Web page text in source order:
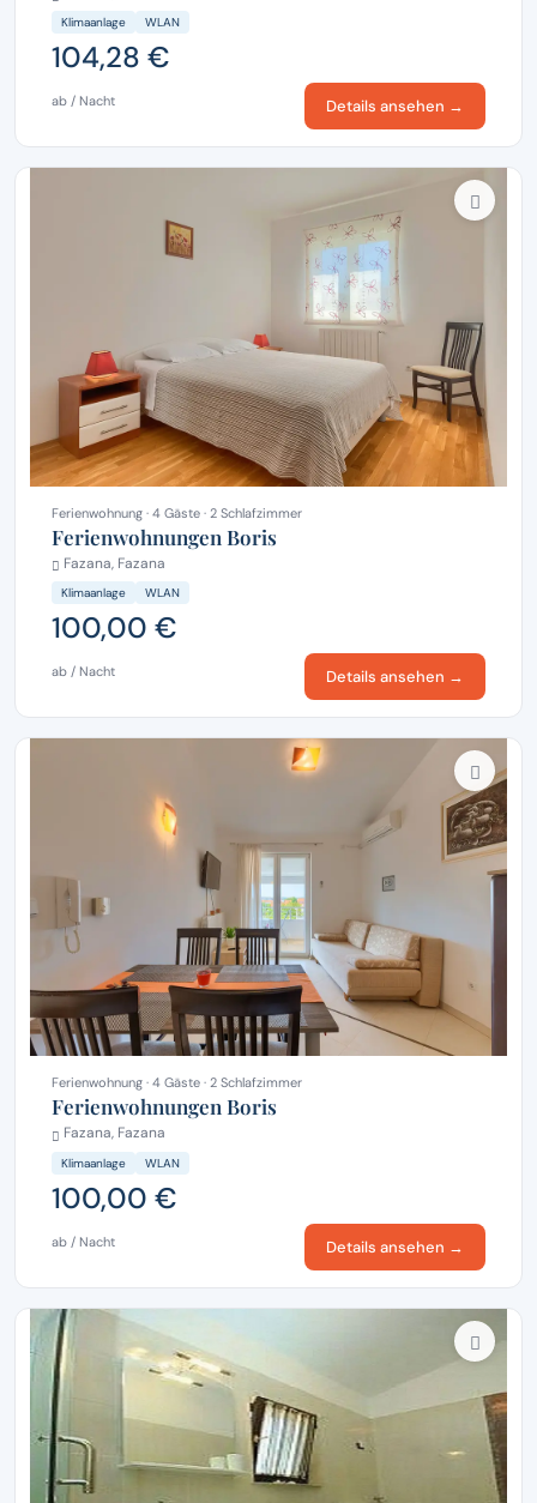
Klimaanlage WLAN
104,28 €
ab / Nacht Details ansehen →
Ferienwohnung · 4 Gäste · 2 Schlafzimmer
Ferienwohnungen Boris
Fazana, Fazana
Klimaanlage WLAN
100,00 €
ab / Nacht Details ansehen →
Ferienwohnung · 4 Gäste · 2 Schlafzimmer
Ferienwohnungen Boris
Fazana, Fazana
Klimaanlage WLAN
100,00 €
ab / Nacht Details ansehen →